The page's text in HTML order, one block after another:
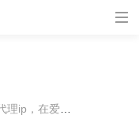
，在爱加速！